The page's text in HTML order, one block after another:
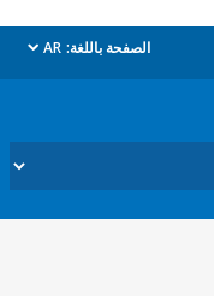
الصفحة باللغة: AR
dropdown